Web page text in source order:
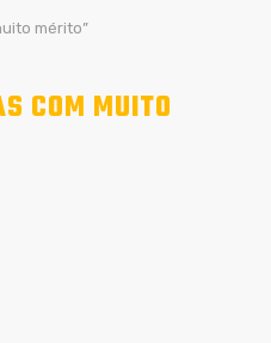
mérito”
COM MUITO